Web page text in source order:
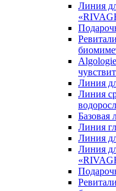
Линия
Линия
Линия
Базовая
Линия
Линия
Линия